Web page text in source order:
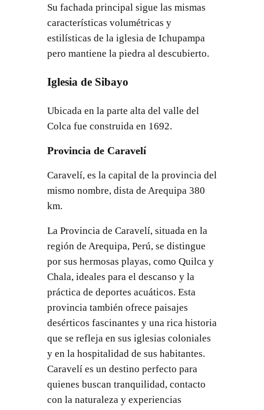
Su fachada principal sigue las mismas
características volumétricas y
estilísticas de la iglesia de Ichupampa
pero mantiene la piedra al descubierto.
Iglesia de Sibayo
Ubicada en la parte alta del valle del
Colca fue construida en 1692.
Provincia de Caravelí
Caravelí, es la capital de la provincia del
mismo nombre, dista de Arequipa 380
km.
La Provincia de Caravelí, situada en la
región de Arequipa, Perú, se distingue
por sus hermosas playas, como Quilca y
Chala, ideales para el descanso y la
práctica de deportes acuáticos. Esta
provincia también ofrece paisajes
desérticos fascinantes y una rica historia
que se refleja en sus iglesias coloniales
y en la hospitalidad de sus habitantes.
Caravelí es un destino perfecto para
quienes buscan tranquilidad, contacto
con la naturaleza y experiencias